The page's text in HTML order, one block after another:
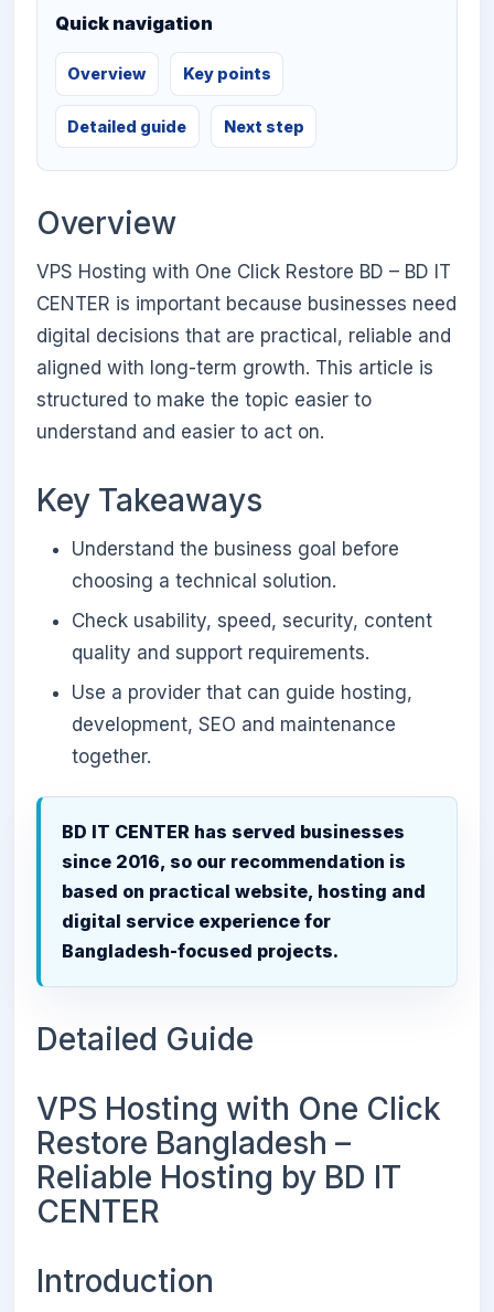
Quick navigation
Overview Key points
Detailed guide Next step
Overview
VPS Hosting with One Click Restore BD – BD IT
CENTER is important because businesses need
digital decisions that are practical, reliable and
aligned with long-term growth. This article is
structured to make the topic easier to
understand and easier to act on.
Key Takeaways
Understand the business goal before
choosing a technical solution.
Check usability, speed, security, content
quality and support requirements.
Use a provider that can guide hosting,
development, SEO and maintenance
together.
BD IT CENTER has served businesses
since 2016, so our recommendation is
based on practical website, hosting and
digital service experience for
Bangladesh-focused projects.
Detailed Guide
VPS Hosting with One Click
Restore Bangladesh –
Reliable Hosting by BD IT
CENTER
Introduction